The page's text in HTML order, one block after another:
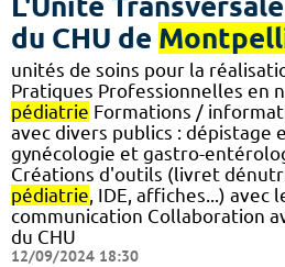
du CHU de
unités de soins pour la
Pratiques Professionnelles en
pédiatrie Formations /
avec divers publics : dépistage
gynécologie et gastro-
Créations d'outils (livret
pédiatrie , IDE, affiches...) avec
communication Collaboration
du CHU
12/09/2024 18:30